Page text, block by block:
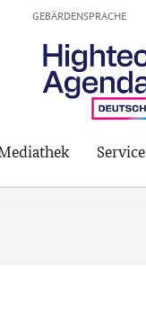
GEBÄRDENSPRACHE
Service